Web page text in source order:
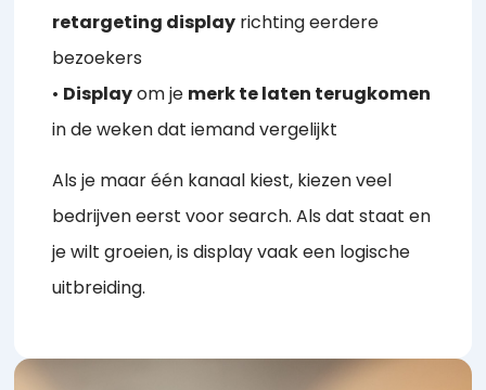
retargeting display richting eerdere
bezoekers
• Displayom je merk te laten terugkomen
in de weken dat iemand vergelijkt
Als je maar één kanaal kiest, kiezen veel
bedrijven eerst voor search. Als dat staat en
je wilt groeien, is display vaak een logische
uitbreiding.